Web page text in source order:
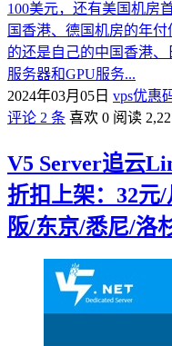
100美元，还有美国机房
国香港、德国机房的年
的还是自己的中国香港
服务器和GPU服务...
2024年03月05日 vps优惠
评论 2 条 喜欢 0 阅读
V5 Server追云
折扣上架：32元
阪/东京/悉尼/洛